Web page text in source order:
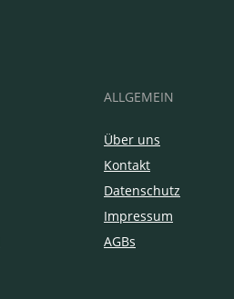
ALLGEMEIN
Über uns
Kontakt
Datenschutz
Impressum
AGBs